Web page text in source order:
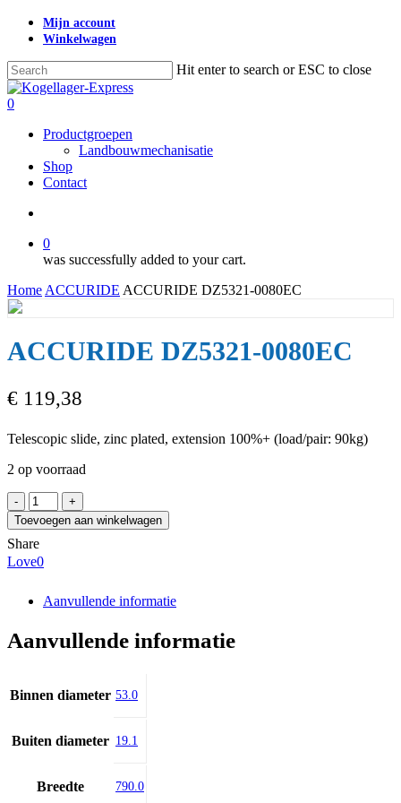
Skip
content
Mijn account
Winkelwagen
Hit enter to search or ESC to close
Close
Search
search
0
Productgroepen
Landbouwmechanisatie
Shop
Contact
0
was successfully added to your cart.
Home ACCURIDE ACCURIDE DZ5321-0080EC
ACCURIDE DZ5321-0080EC
€ 119,38
Telescopic slide, zinc plated, extension 100%+ (load/pair: 90kg)
2 op voorraad
ACCURIDE
DZ5321-
0080EC
aantal
Toevoegen aan winkelwagen
Share
Love0
Aanvullende informatie
Aanvullende informatie
Binnen diameter 53.0
Buiten diameter 19.1
Breedte 790.0